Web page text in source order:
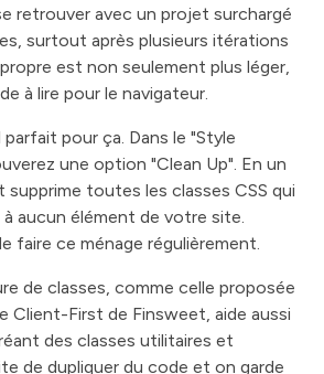
retrouver avec un projet surchargé
surtout après plusieurs itérations
est non seulement plus léger,
à lire pour le navigateur.
pour ça. Dans le "Style
une option "Clean Up". En un
toutes les classes CSS qui
aucun élément de votre site.
faire ce ménage régulièrement.
de classes, comme celle proposée
Client-First de Finsweet, aide aussi
des classes utilitaires et
de dupliquer du code et on garde